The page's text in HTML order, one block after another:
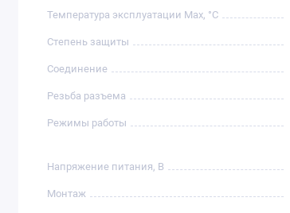
Температура эксплуатации Max, °C
Степень защиты
Соединение
Резьба разъема
Режимы работы
Напряжение питания, В
Монтаж